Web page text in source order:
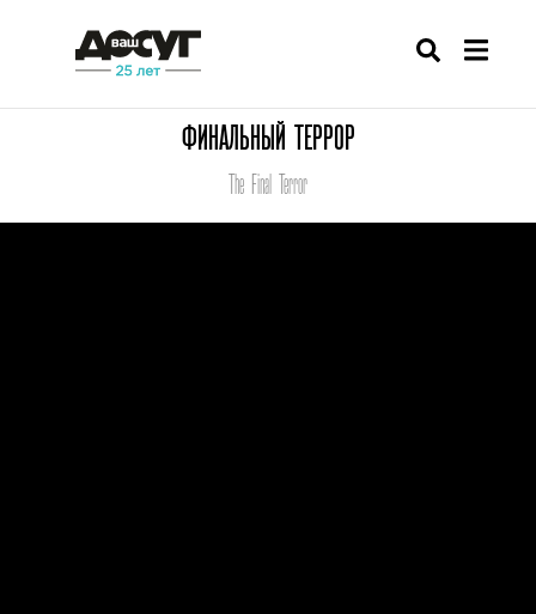
ФИНАЛЬНЫЙ ТЕРРОР
The Final Terror